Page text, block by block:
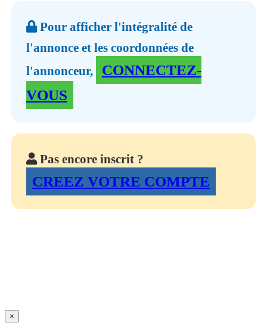
Pour afficher l'intégralité de
l'annonce et les coordonnées de
l'annonceur,
CONNECTEZ-
VOUS
Pas encore inscrit ?
CREEZ VOTRE COMPTE
×